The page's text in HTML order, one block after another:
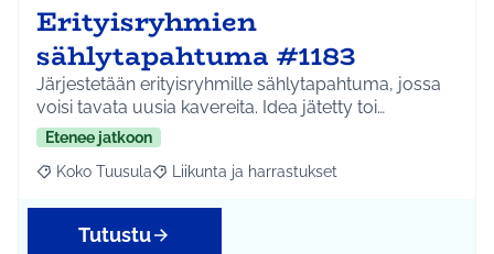
Erityisryhmien
sählytapahtuma #1183
Järjestetään erityisryhmille sählytapahtuma, jossa
voisi tavata uusia kavereita. Idea jätetty toi…
Etenee jatkoon
Rajaa tulokset aihepiirin mukaan: Koko Tuusula
Koko Tuusula Rajaa tulokset teeman mukaan: Liikunta ja
Liikunta ja harrastukset
Tutustu